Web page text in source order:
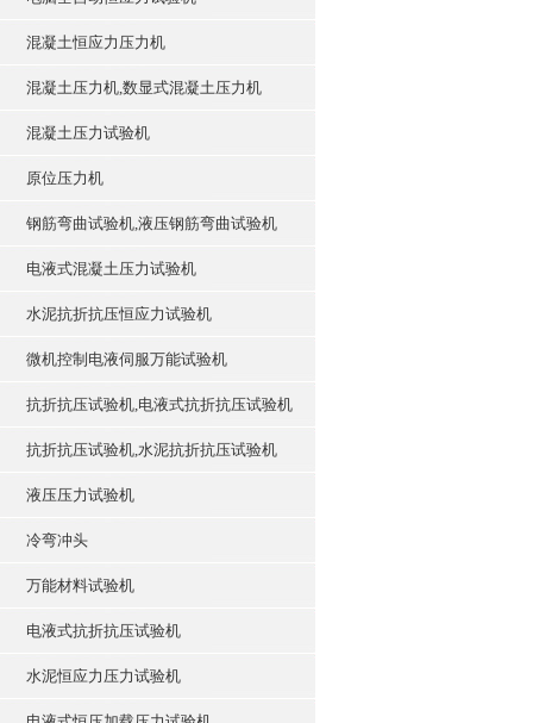
混凝土恒应力压力机
混凝土压力机,数显式混凝土压力机
混凝土压力试验机
原位压力机
钢筋弯曲试验机,液压钢筋弯曲试验机
电液式混凝土压力试验机
水泥抗折抗压恒应力试验机
微机控制电液伺服万能试验机
抗折抗压试验机,电液式抗折抗压试验机
抗折抗压试验机,水泥抗折抗压试验机
液压压力试验机
冷弯冲头
万能材料试验机
电液式抗折抗压试验机
水泥恒应力压力试验机